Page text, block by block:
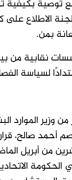
توصية بكيفية
الاطلاع على
بمن.
نقابية من
لسياسة
من وزير الموارد
من أبريل